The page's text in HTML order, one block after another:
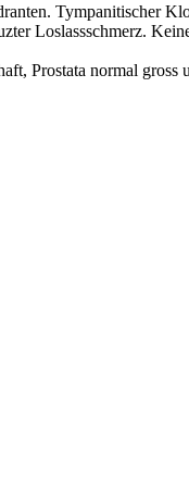
Tympanitischer
Loslassschmerz.
Prostata normal gross